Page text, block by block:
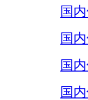
国
国
国
国